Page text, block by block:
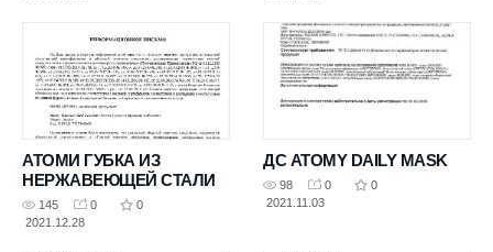
АТОМИ ГУБКА ИЗ
НЕРЖАВЕЮЩЕЙ СТАЛИ
145 0
0
2021.12.28
ДС ATOMY DAILY MASK
98 0
0
2021.11.03